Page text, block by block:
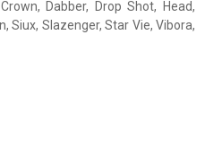
Dabber, Drop Shot, Head,
Siux, Slazenger, Star Vie, Vibora,